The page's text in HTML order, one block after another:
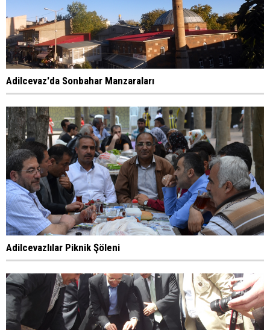
Adilcevaz'da Sonbahar Manzaraları
Adilcevazlılar Piknik Şöleni